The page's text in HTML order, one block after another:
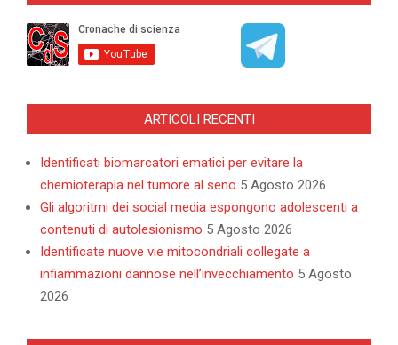
ARTICOLI RECENTI
Identificati biomarcatori ematici per evitare la
chemioterapia nel tumore al seno 5 Agosto 2026
Gli algoritmi dei social media espongono adolescenti a
contenuti di autolesionismo 5 Agosto 2026
Identificate nuove vie mitocondriali collegate a
infiammazioni dannose nell’invecchiamento 5 Agosto
2026